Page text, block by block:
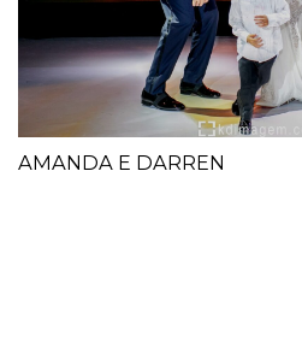
AMANDA E DARREN